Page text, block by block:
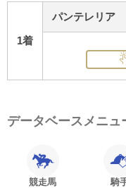
1着
パンテレリア
データベースメニュ
競走馬 騎